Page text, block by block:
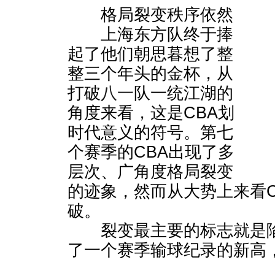
格局裂变秩序依然
上海东方队终于捧
起了他们朝思暮想了整
整三个年头的金杯，从
打破八一队一统江湖的
角度来看，这是CBA划
时代意义的符号。第七
个赛季的CBA出现了多
层次、广角度格局裂变
的迹象，然而从大势上来看
破。
裂变最主要的标志就是
了一个赛季输球纪录的新高